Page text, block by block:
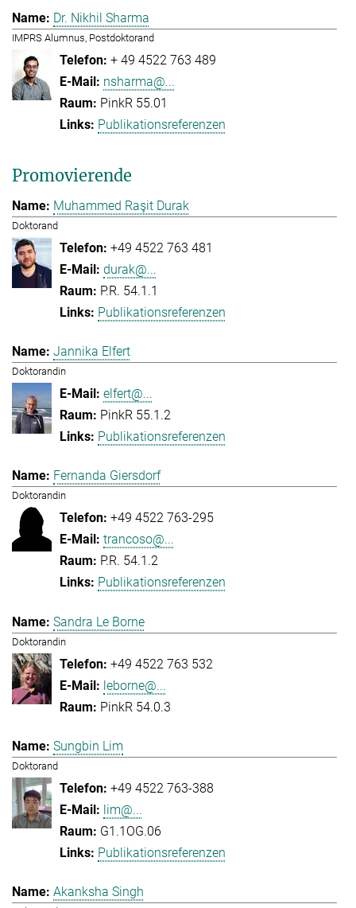
Dr. Nikhil Sharma
IMPRS Alumnus, Postdoktorand
+ 49 4522 763 489
nsharma@...
PinkR 55.01
Publikationsreferenzen
Promovierende
Muhammed Raşit Durak
Doktorand
+49 4522 763 481
durak@...
P.R. 54.1.1
Publikationsreferenzen
Jannika Elfert
Doktorandin
elfert@...
PinkR 55.1.2
Publikationsreferenzen
Fernanda Giersdorf
Doktorandin
+49 4522 763-295
trancoso@...
P.R. 54.1.2
Publikationsreferenzen
Sandra Le Borne
Doktorandin
+49 4522 763 532
leborne@...
PinkR 54.0.3
Sungbin Lim
Doktorand
+49 4522 763-388
lim@...
G1.1OG.06
Publikationsreferenzen
Akanksha Singh